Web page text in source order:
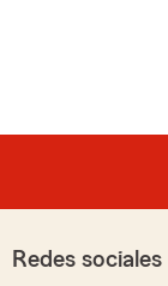
Redes sociales